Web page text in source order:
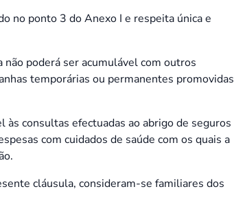
no ponto 3 do Anexo I e respeita única e
poderá ser acumulável com outros
temporárias ou permanentes promovidas
consultas efectuadas ao abrigo de seguros
com cuidados de saúde com os quais a
cláusula, consideram-se familiares dos